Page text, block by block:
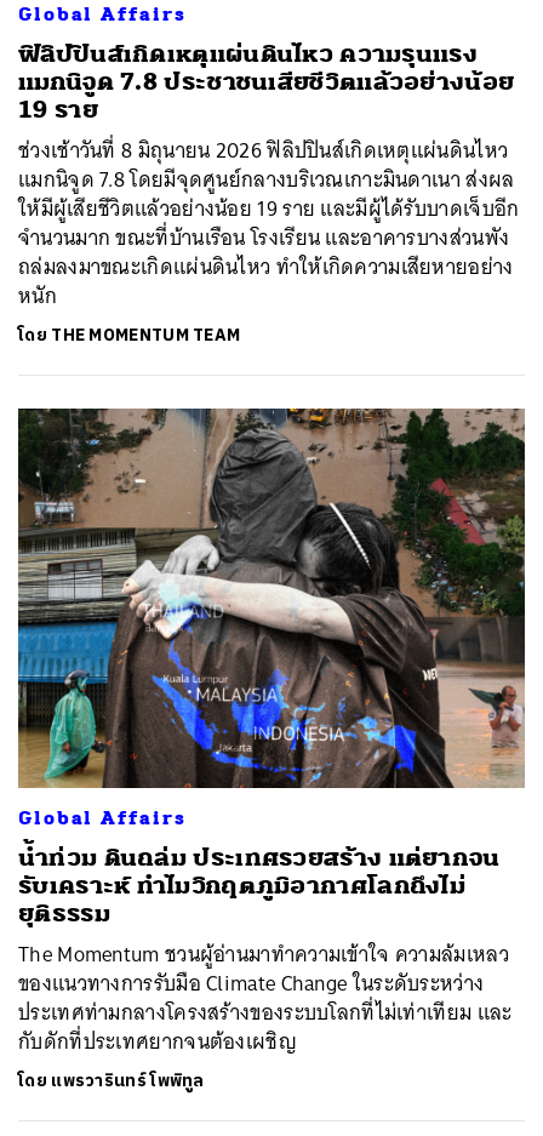
Global Affairs
ฟิลิปปินส์เกิดเหตุแผ่นดินไหว ความรุนแรง
แมกนิจูด 7.8 ประชาชนเสียชีวิตแล้วอย่างน้อย
19 ราย
ช่วงเช้าวันที่ 8 มิถุนายน 2026 ฟิลิปปินส์เกิดเหตุแผ่นดินไหว
แมกนิจูด 7.8 โดยมีจุดศูนย์กลางบริเวณเกาะมินดาเนา ส่งผล
ให้มีผู้เสียชีวิตแล้วอย่างน้อย 19 ราย และมีผู้ได้รับบาดเจ็บอีก
จำนวนมาก ขณะที่บ้านเรือน โรงเรียน และอาคารบางส่วนพัง
ถล่มลงมาขณะเกิดแผ่นดินไหว ทำให้เกิดความเสียหายอย่าง
หนัก
โดย THE MOMENTUM TEAM
Global Affairs
น้ำท่วม ดินถล่ม ประเทศรวยสร้าง แต่ยากจน
รับเคราะห์ ทำไมวิกฤตภูมิอากาศโลกถึงไม่
ยุติธรรม
The Momentum ชวนผู้อ่านมาทำความเข้าใจ ความล้มเหลว
ของแนวทางการรับมือ Climate Change ในระดับระหว่าง
ประเทศท่ามกลางโครงสร้างของระบบโลกที่ไม่เท่าเทียม และ
กับดักที่ประเทศยากจนต้องเผชิญ
โดย แพรวารินทร์ โพพิทูล